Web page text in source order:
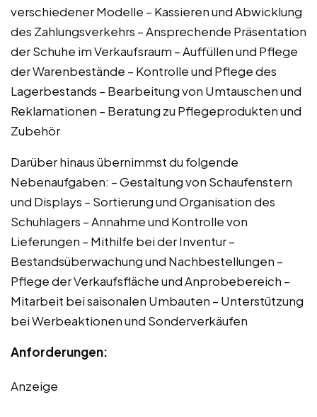
verschiedener Modelle – Kassieren und Abwicklung
des Zahlungsverkehrs – Ansprechende Präsentation
der Schuhe im Verkaufsraum – Auffüllen und Pflege
der Warenbestände – Kontrolle und Pflege des
Lagerbestands – Bearbeitung von Umtauschen und
Reklamationen – Beratung zu Pflegeprodukten und
Zubehör
Darüber hinaus übernimmst du folgende
Nebenaufgaben: – Gestaltung von Schaufenstern
und Displays – Sortierung und Organisation des
Schuhlagers – Annahme und Kontrolle von
Lieferungen – Mithilfe bei der Inventur –
Bestandsüberwachung und Nachbestellungen –
Pflege der Verkaufsfläche und Anprobebereich –
Mitarbeit bei saisonalen Umbauten – Unterstützung
bei Werbeaktionen und Sonderverkäufen
Anforderungen:
Anzeige